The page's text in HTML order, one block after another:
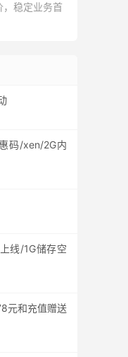
稳定业务首
码/xen/2G内
线/1G储存空
元和充值赠送